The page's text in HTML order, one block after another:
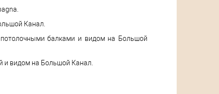
Канал.
балками и видом на Большой
и видом на Большой Канал.